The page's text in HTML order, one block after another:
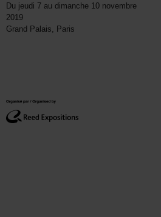
Du jeudi 7 au dimanche 10 novembre
2019
Grand Palais, Paris